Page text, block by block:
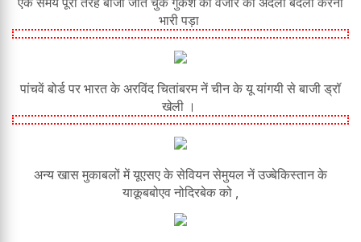
भारी पड़ा
पांचवें बोर्ड पर भारत के अरविंद चितांबरम नें चीन के यू यांगयी से बाजी ड्रॉ
खेली ।
अन्य खास मुकाबलों में यूएसए के सेवियन सेमुयल नें उज्बेकिस्तान के
याक़ूबबोएव नोदिरबेक को ,